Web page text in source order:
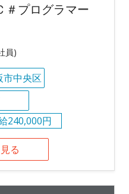
＃プログラマー
員)
市中央区
240,000円
る